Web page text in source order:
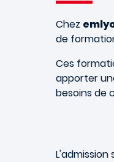
Chez
de
Ces
apporter
besoins de